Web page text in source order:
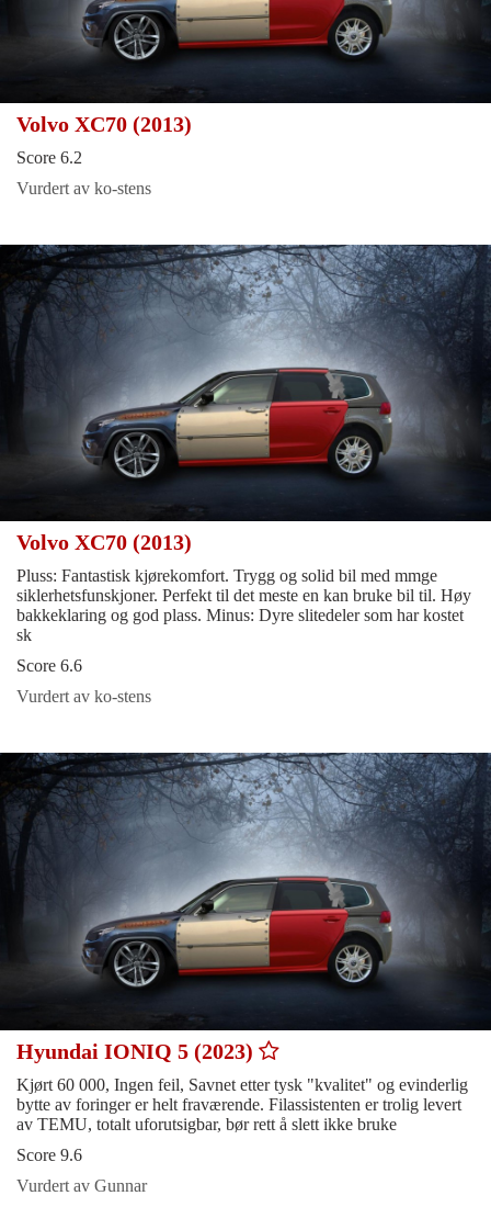
Volvo XC70 (2013)
Score 6.2
Vurdert av ko-stens
Volvo XC70 (2013)
Pluss: Fantastisk kjørekomfort. Trygg og solid bil med mmge
siklerhetsfunskjoner. Perfekt til det meste en kan bruke bil til. Høy
bakkeklaring og god plass. Minus: Dyre slitedeler som har kostet
sk
Score 6.6
Vurdert av ko-stens
Hyundai IONIQ 5 (2023)
Kjørt 60 000, Ingen feil, Savnet etter tysk "kvalitet" og evinderlig
bytte av foringer er helt fraværende. Filassistenten er trolig levert
av TEMU, totalt uforutsigbar, bør rett å slett ikke bruke
Score 9.6
Vurdert av Gunnar